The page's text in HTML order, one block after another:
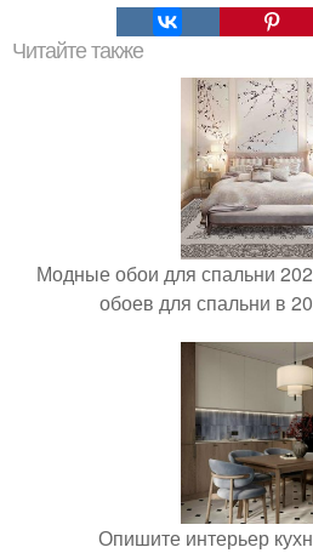
Читайте также
Модные обои для спальни
обоев для спальни в
Опишите интерьер